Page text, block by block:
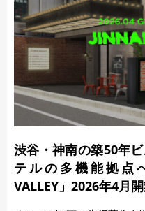
渋谷・神南の築50年
テルの多機能拠点
VALLEY」2026年4月